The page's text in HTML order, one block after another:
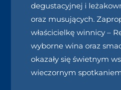
degustacyjnej i
oraz musujących.
właścicielkę winnicy –
wyborne wina oraz
okazały się świetnym
wieczornym